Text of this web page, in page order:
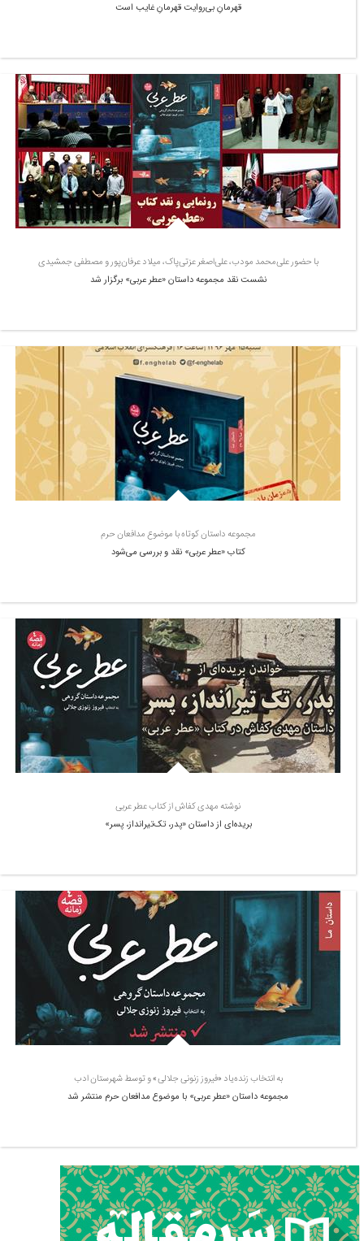
قهرمانِ بی‌روایت قهرمانِ غایب است
با حضور علی‌محمد مودب، علی‌اصغر عزتی‌پاک، میلاد عرفان‌پور و مصطفی جمشیدی
نشست نقد مجموعه داستان «عطر عربی» برگزار شد
مجموعه داستان کوتاه با موضوع مدافعان حرم
کتاب «عطر عربی» نقد و بررسی می‌شود
نوشته مهدی کفاش از کتاب عطر عربی
بریده‌ای از داستان «پدر، تک‌تیرانداز، پسر»
به انتخاب زنده‌یاد «فیروز زنونی جلالی» و توسط شهرستان ادب
مجموعه داستان «عطر عربی» با موضوع مدافعان حرم منتشر شد